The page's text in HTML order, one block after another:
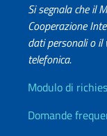
Si segnala che il
Cooperazione
dati personali o il
telefonica.
Info
Modulo di
Domande